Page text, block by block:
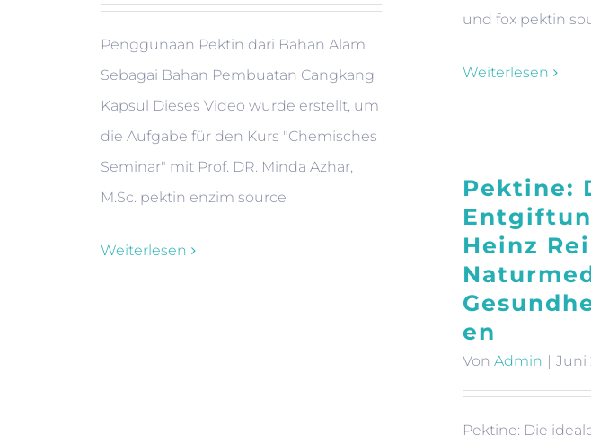
Penggunaan Pektin dari Bahan Alam
Sebagai Bahan Pembuatan Cangkang
Kapsul Dieses Video wurde erstellt, um
die Aufgabe für den Kurs "Chemisches
Seminar" mit Prof. DR. Minda Azhar,
M.Sc. pektin enzim source
Weiterlesen
und fox pektin
Weiterlesen
Pektine:
Heinz
en
Von Admin | Juni
Pektine: Die